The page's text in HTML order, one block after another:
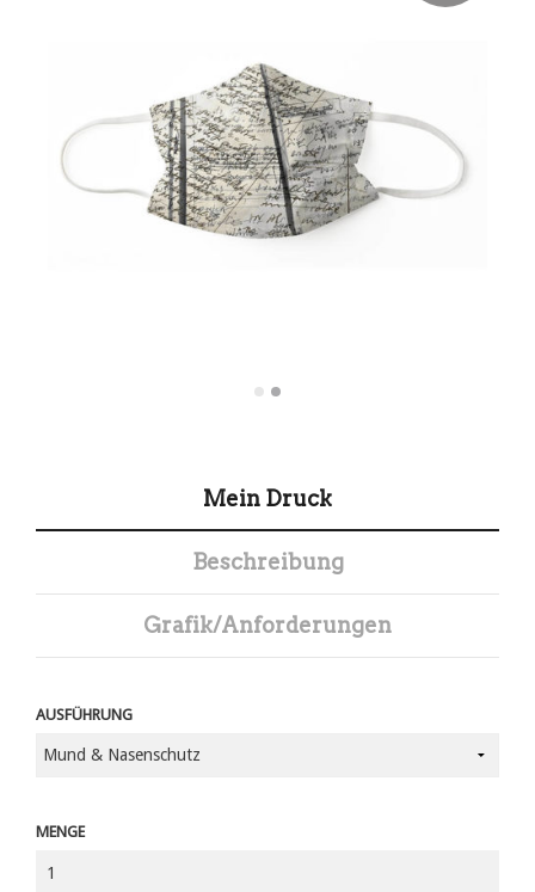
Mein Druck
Beschreibung
Grafik/Anforderungen
AUSFÜHRUNG
MENGE